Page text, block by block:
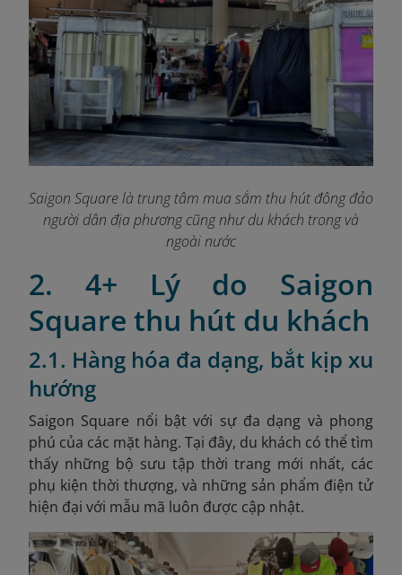
Saigon Square là trung tâm mua sắm thu hút đông đảo
người dân địa phương cũng như du khách trong và
ngoài nước
2. 4+ Lý do Saigon
Square thu hút du khách
2.1. Hàng hóa đa dạng, bắt kịp xu
hướng
Saigon Square nổi bật với sự đa dạng và phong
phú của các mặt hàng. Tại đây, du khách có thể tìm
thấy những bộ sưu tập thời trang mới nhất, các
phụ kiện thời thượng, và những sản phẩm điện tử
hiện đại với mẫu mã luôn được cập nhật.